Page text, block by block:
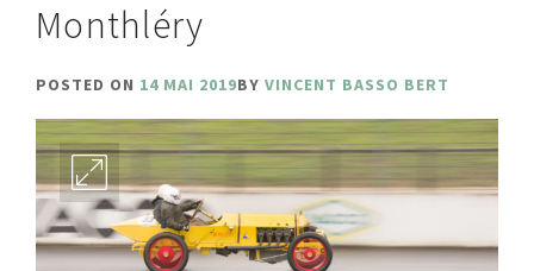
Monthléry
POSTED ON 14 MAI 2019BY VINCENT BASSO BERT